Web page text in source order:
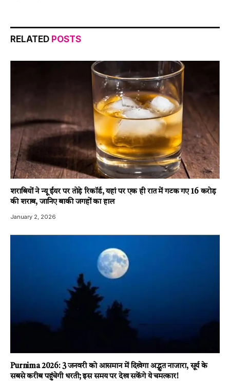
RELATED POSTS
शराबियों ने न्यू ईयर पर तोड़े रिकॉर्ड, यहां पर एक ही रात में गटक गए 16 करोड़
की शराब, जानिए बाकी जगहों का हाल
January 2, 2026
Purnima 2026: 3 जनवरी को आसमान में दिखेगा अद्भुत नाजारा, सूर्य के
सबसे करीब पहुंचेगी धरती; इस समय पर देख सकेंगे ये चमत्कार!